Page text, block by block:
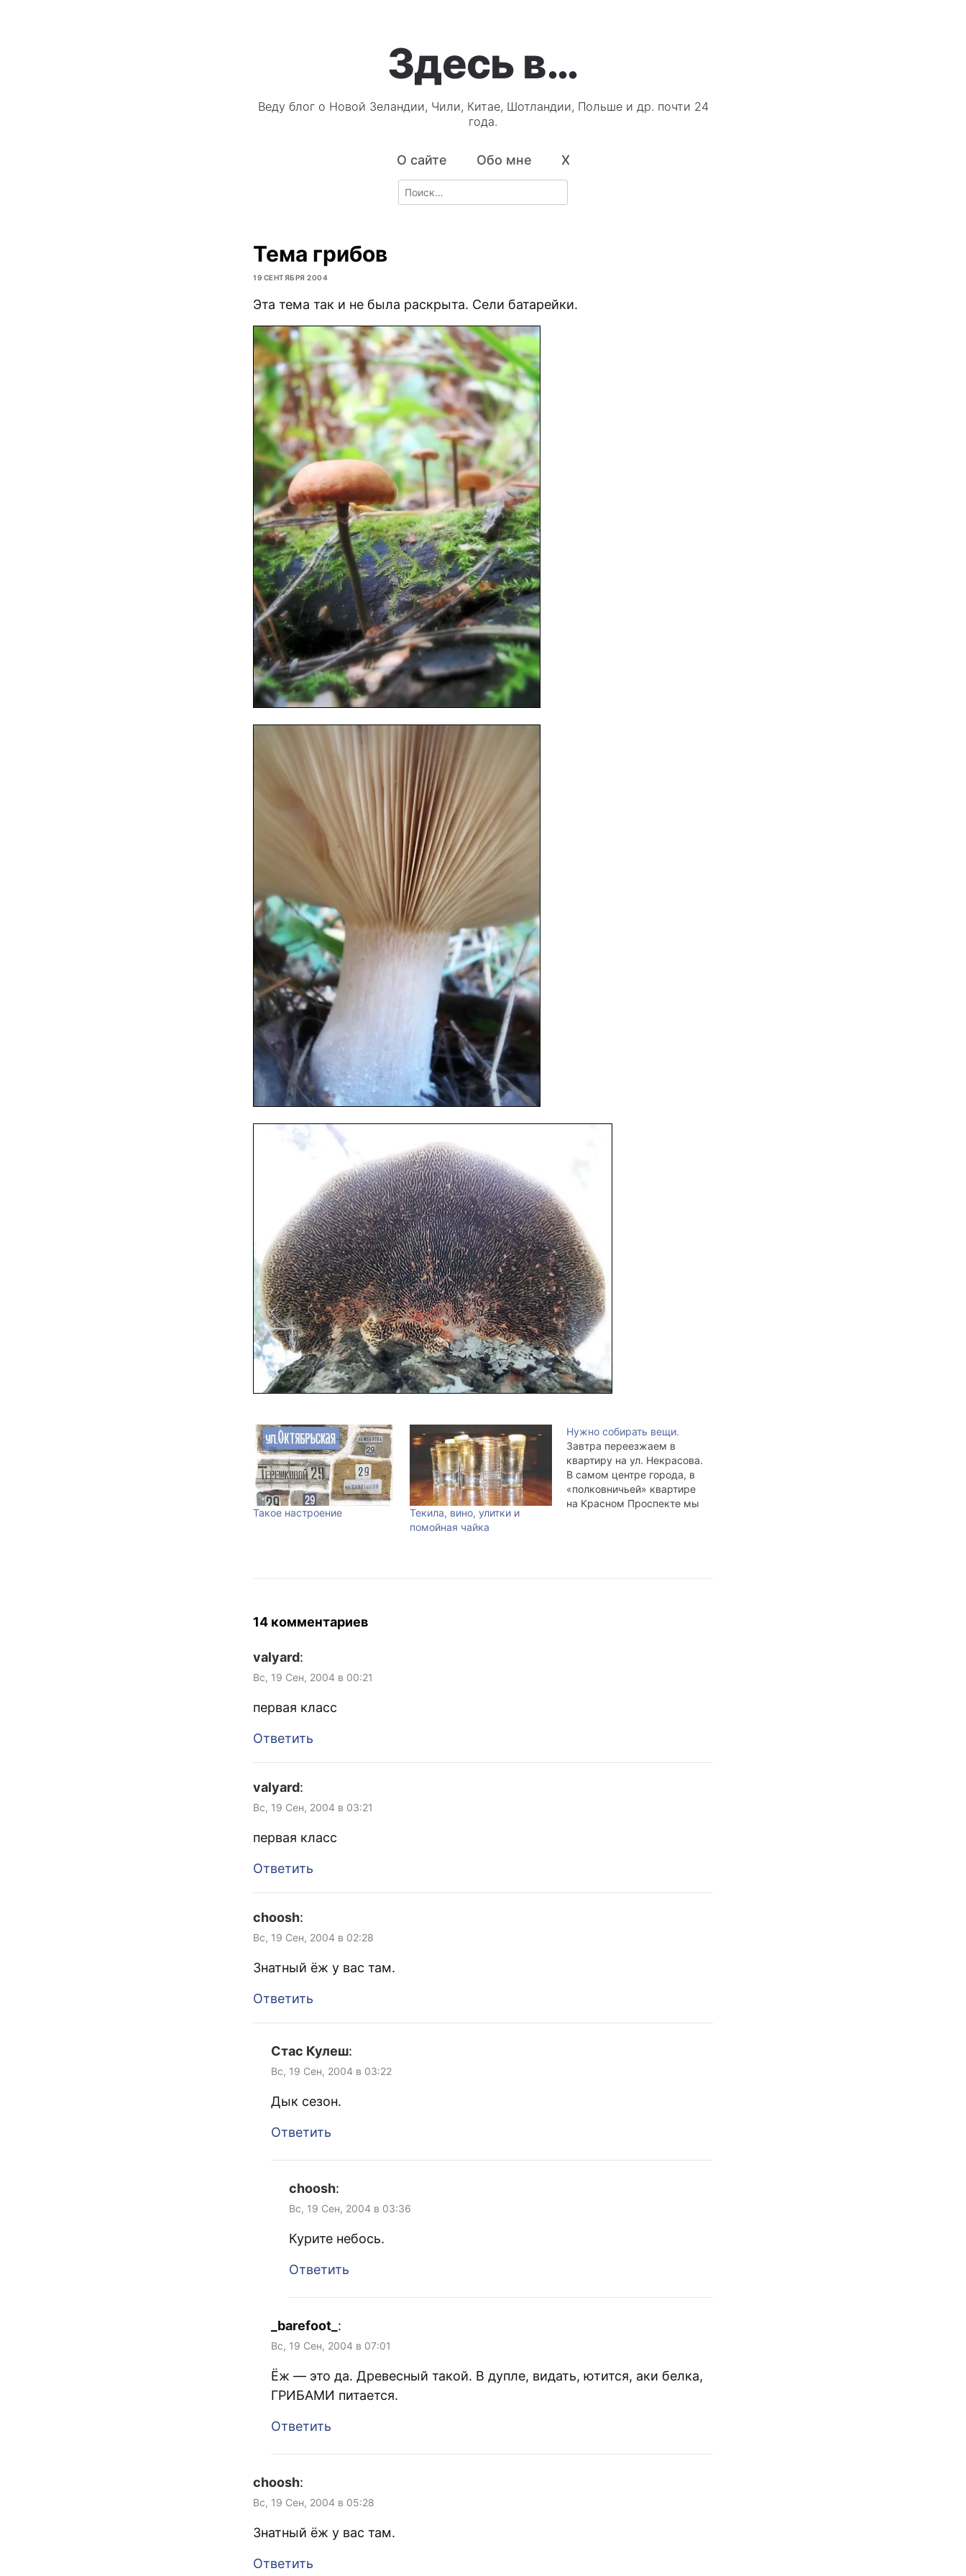
Здесь в…
Веду блог о Новой Зеландии, Чили, Китае, Шотландии, Польше и др. почти 24
года.
О сайте Обо мне X
Search
for:
Тема грибов
19 СЕНТЯБРЯ 2004
Эта тема так и не была раскрыта. Сели батарейки.
Такое настроение
Текила, вино, улитки и
помойная чайка
Нужно собирать вещи.
Завтра переезжаем в
квартиру на ул. Некрасова.
В самом центре города, в
«полковничьей» квартире
на Красном Проспекте мы
14 комментариев
valyard:
Вс, 19 Сен, 2004 в 00:21
первая класс
Ответить
valyard:
Вс, 19 Сен, 2004 в 03:21
первая класс
Ответить
choosh:
Вс, 19 Сен, 2004 в 02:28
Знатный ёж у вас там.
Ответить
Стас Кулеш:
Вс, 19 Сен, 2004 в 03:22
Дык сезон.
Ответить
choosh:
Вс, 19 Сен, 2004 в 03:36
Курите небось.
Ответить
_barefoot_ :
Вс, 19 Сен, 2004 в 07:01
Ёж — это да. Древесный такой. В дупле, видать, ютится, аки белка,
ГРИБАМИ питается.
Ответить
choosh:
Вс, 19 Сен, 2004 в 05:28
Знатный ёж у вас там.
Ответить